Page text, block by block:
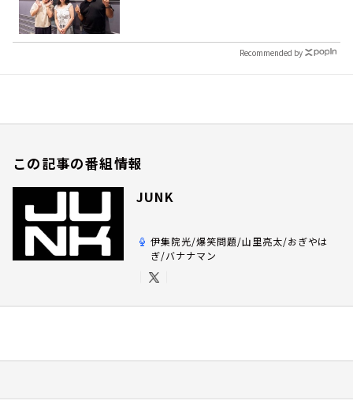
Recommended by
この記事の番組情報
JUNK
伊集院光/爆笑問題/山里亮太/おぎやは
ぎ/バナナマン